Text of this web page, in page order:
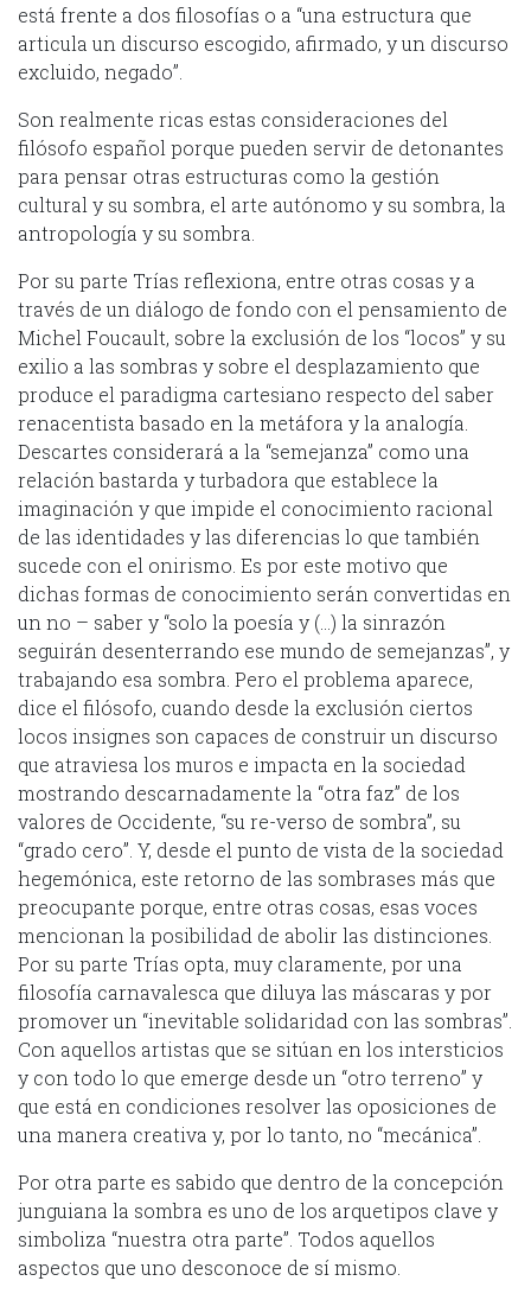
está frente a dos filosofías o a “una estructura que
articula un discurso escogido, afirmado, y un discurso
excluido, negado”.
Son realmente ricas estas consideraciones del
filósofo español porque pueden servir de detonantes
para pensar otras estructuras como la gestión
cultural y su sombra, el arte autónomo y su sombra, la
antropología y su sombra.
Por su parte Trías reflexiona, entre otras cosas y a
través de un diálogo de fondo con el pensamiento de
Michel Foucault, sobre la exclusión de los “locos” y su
exilio a las sombras y sobre el desplazamiento que
produce el paradigma cartesiano respecto del saber
renacentista basado en la metáfora y la analogía.
Descartes considerará a la “semejanza” como una
relación bastarda y turbadora que establece la
imaginación y que impide el conocimiento racional
de las identidades y las diferencias lo que también
sucede con el onirismo. Es por este motivo que
dichas formas de conocimiento serán convertidas en
un no – saber y “solo la poesía y (…) la sinrazón
seguirán desenterrando ese mundo de semejanzas”, y
trabajando esa sombra. Pero el problema aparece,
dice el filósofo, cuando desde la exclusión ciertos
locos insignes son capaces de construir un discurso
que atraviesa los muros e impacta en la sociedad
mostrando descarnadamente la “otra faz” de los
valores de Occidente, “su re-verso de sombra”, su
“grado cero”. Y, desde el punto de vista de la sociedad
hegemónica, este retorno de las sombrases más que
preocupante porque, entre otras cosas, esas voces
mencionan la posibilidad de abolir las distinciones.
Por su parte Trías opta, muy claramente, por una
filosofía carnavalesca que diluya las máscaras y por
promover un “inevitable solidaridad con las sombras”.
Con aquellos artistas que se sitúan en los intersticios
y con todo lo que emerge desde un “otro terreno” y
que está en condiciones resolver las oposiciones de
una manera creativa y, por lo tanto, no “mecánica”.
Por otra parte es sabido que dentro de la concepción
junguiana la sombra es uno de los arquetipos clave y
simboliza “nuestra otra parte”. Todos aquellos
aspectos que uno desconoce de sí mismo.